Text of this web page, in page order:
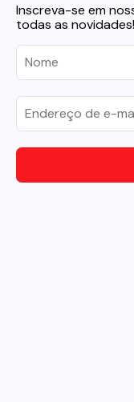
Inscreva-se em
todas as novidades!